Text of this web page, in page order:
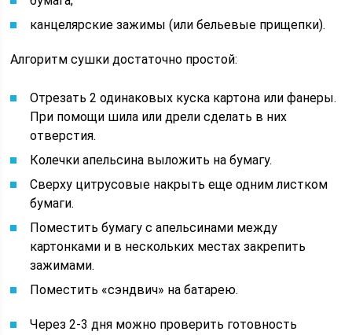
канцелярские зажимы (или бельевые прищепки).
Алгоритм сушки достаточно простой:
Отрезать 2 одинаковых куска картона или фанеры.
При помощи шила или дрели сделать в них
отверстия.
Колечки апельсина выложить на бумагу.
Сверху цитрусовые накрыть еще одним листком
бумаги.
Поместить бумагу с апельсинами между
картонками и в нескольких местах закрепить
зажимами.
Поместить «сэндвич» на батарею.
Через 2-3 дня можно проверить готовность